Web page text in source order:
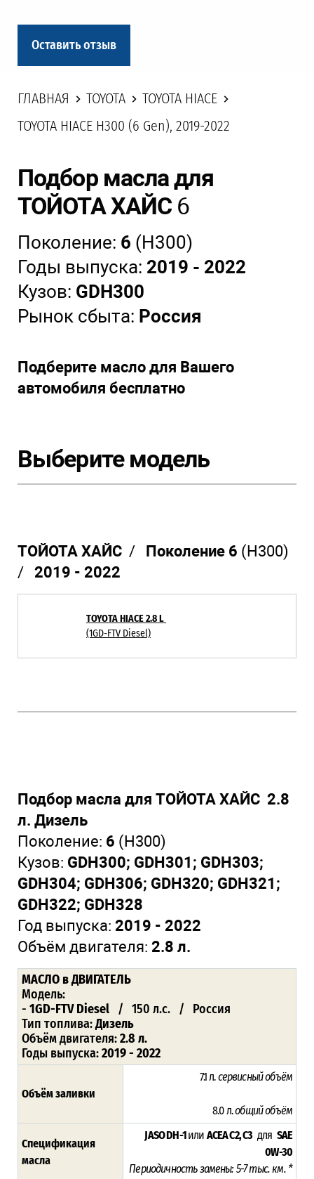
Оставить отзыв
ГЛАВНАЯ TOYOTA
TOYOTA HIACE
TOYOTA HIACE H300 (6 Gen), 2019-2022
Подбор масла для
ТОЙОТА ХАЙС 6
Поколение: 6 (H300)
Годы выпуска: 2019 - 2022
Кузов: GDH300
Рынок сбыта: Россия
Подберите масло для Вашего
автомобиля бесплатно
Выберите модель
ТОЙОТА ХАЙС / Поколение 6 (H300)
/ 2019 - 2022
TOYOTA HIACE 2.8 L
(1GD-FTV Diesel)
Подбор масла для ТОЙОТА ХАЙС 2.8
л. Дизель
Поколение: 6 (H300)
Кузов: GDH300; GDH301; GDH303;
GDH304; GDH306; GDH320; GDH321;
GDH322; GDH328
Год выпуска: 2019 - 2022
Объём двигателя: 2.8 л.
МАСЛО в ДВИГАТЕЛЬ
Модель:
- 1GD-FTV Diesel / 150 л.с. / Россия
Тип топлива:Дизель
Объём двигателя:2.8 л.
Годы выпуска:2019 - 2022
Объём заливки
7.1 л.сервисный объём
8.0 л.общий объём
Спецификация
масла
JASO DH-1или ACEA C2, C3 для SAE
0W-30
Периодичность замены: 5-7 тыс. км. *